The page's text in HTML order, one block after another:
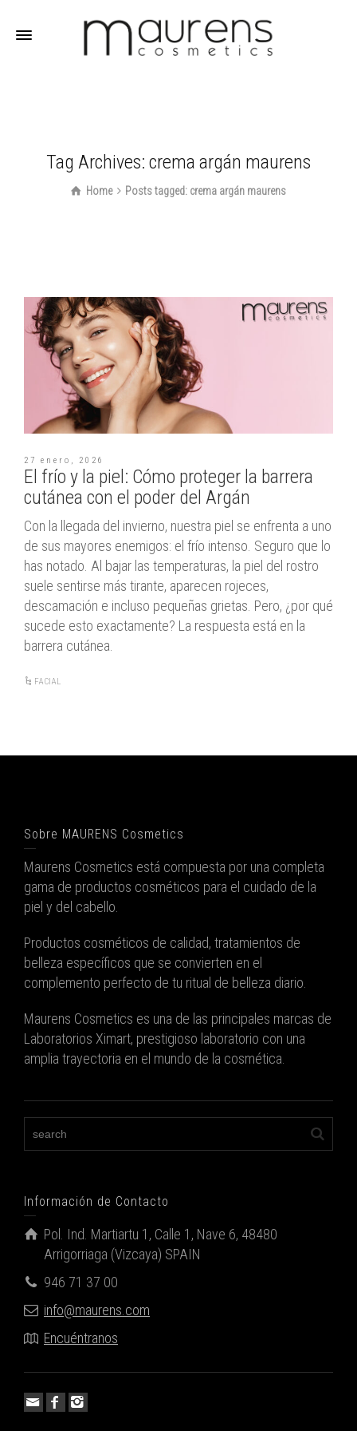
Tag Archives: crema argán maurens
Home Posts tagged: crema argán maurens
27 enero, 2026
El frío y la piel: Cómo proteger la barrera
cutánea con el poder del Argán
Con la llegada del invierno, nuestra piel se enfrenta a uno
de sus mayores enemigos: el frío intenso. Seguro que lo
has notado. Al bajar las temperaturas, la piel del rostro
suele sentirse más tirante, aparecen rojeces,
descamación e incluso pequeñas grietas. Pero, ¿por qué
sucede esto exactamente? La respuesta está en la
barrera cutánea.
FACIAL
Sobre MAURENS Cosmetics
Maurens Cosmetics está compuesta por una completa
gama de productos cosméticos para el cuidado de la
piel y del cabello.
Productos cosméticos de calidad, tratamientos de
belleza específicos que se convierten en el
complemento perfecto de tu ritual de belleza diario.
Maurens Cosmetics es una de las principales marcas de
Laboratorios Ximart, prestigioso laboratorio con una
amplia trayectoria en el mundo de la cosmética.
Información de Contacto
Pol. Ind. Martiartu 1, Calle 1, Nave 6, 48480
Arrigorriaga (Vizcaya) SPAIN
946 71 37 00
info@maurens.com
Encuéntranos